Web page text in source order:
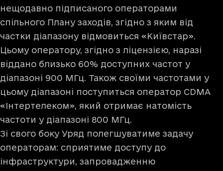
нещодавно підписаного операторами
спільного Плану заходів, згідно з яким від
частки діапазону відмовиться «Київстар».
Цьому оператору, згідно з ліцензією, наразі
віддано близько 60% доступних частот у
діапазоні 900 МГц. Також своїми частотами у
цьому діапазоні поступиться оператор CDMA
«Інтертелеком», який отримає натомість
частоти у діапазоні 800 МГц.
Зі свого боку Уряд полегшуватиме задачу
операторам: сприятиме доступу до
інфраструктури, запровадженню